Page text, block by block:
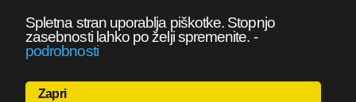
Spletna stran uporablja piškotke. Stopnjo
zasebnosti lahko po želji spremenite. -
podrobnosti
Zapri